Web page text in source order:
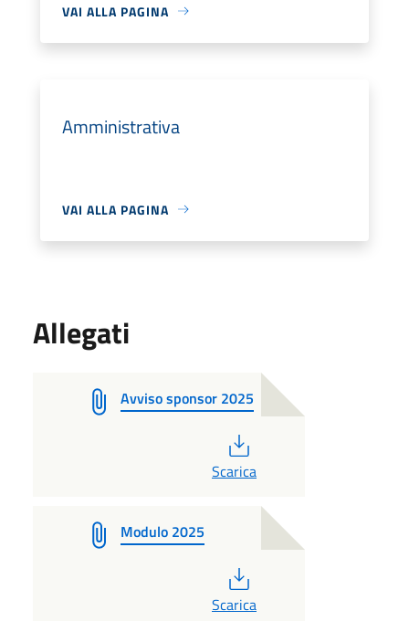
VAI ALLA PAGINA
Amministrativa
VAI ALLA PAGINA
Allegati
Avviso sponsor 2025
Scarica
Modulo 2025
Scarica